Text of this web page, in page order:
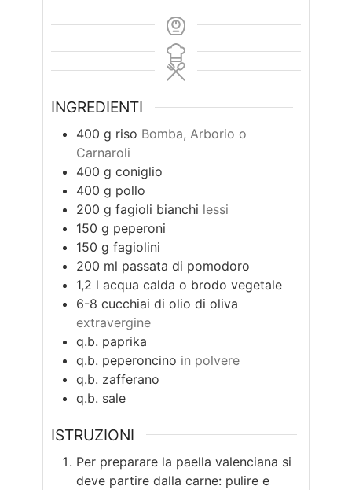
INGREDIENTI
400 g riso Bomba, Arborio o
Carnaroli
400 g coniglio
400 g pollo
200 g fagioli bianchi lessi
150 g peperoni
150 g fagiolini
200 ml passata di pomodoro
1,2 l acqua calda o brodo vegetale
6-8 cucchiai di olio di oliva
extravergine
q.b. paprika
q.b. peperoncino in polvere
q.b. zafferano
q.b. sale
ISTRUZIONI
Per preparare la paella valenciana si
deve partire dalla carne: pulire e